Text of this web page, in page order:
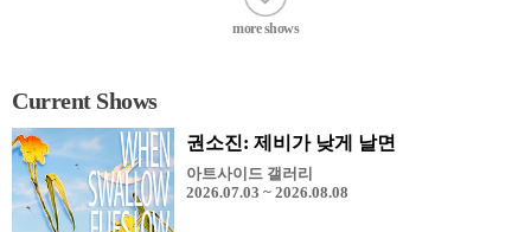
more shows
Current Shows
권소진: 제비가 낮게 날면
아트사이드 갤러리
2026.07.03 ~ 2026.08.08